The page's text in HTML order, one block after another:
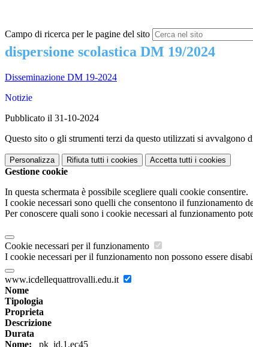
Campo di ricerca per le pagine del sito
dispersione scolastica DM 19/2024
Disseminazione DM 19-2024
Notizie
Pubblicato il 31-10-2024
Questo sito o gli strumenti terzi da questo utilizzati si avvalgono
Personalizza Rifiuta tutti i cookies Accetta tutti i cookies
Gestione cookie
In questa schermata è possibile scegliere quali cookie consentire.
I cookie necessari sono quelli che consentono il funzionamento
Per conoscere quali sono i cookie necessari al funzionamento
Cookie necessari per il funzionamento
I cookie necessari per il funzionamento non possono essere
www.icdellequattrovalli.edu.it
Nome
Tipologia
Proprieta
Descrizione
Durata
Nome: _pk_id.1.ec45